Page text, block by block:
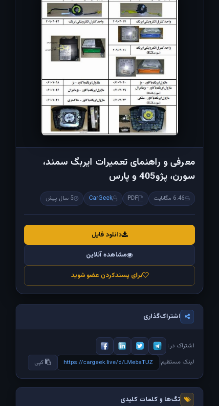
معرفی و راهنمای تعمیرات ایربگ سمند،
سورن، پژو405 و پارس
6.46 مگابایت PDF
CarGeek 5 سال پیش
دانلود فایل
مشاهده آنلاین
برای پسندکردن عضو شوید
اشتراک‌گذاری
اشتراک در:
لینک مستقیم: https://cargeek.live/d/LMebaTUZ کپی
تگ‌ها و کلمات کلیدی